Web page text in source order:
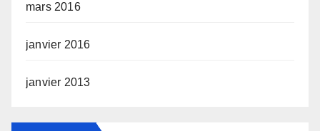
mars 2016
janvier 2016
janvier 2013